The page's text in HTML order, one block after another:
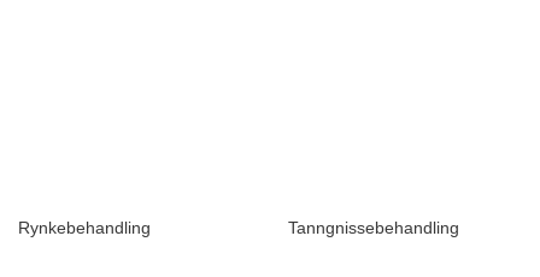
Rynkebehandling Tanngnissebehandling